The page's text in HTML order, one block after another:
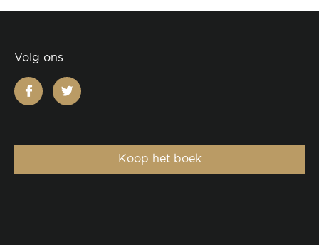
Volg ons
facebooktwitter
Koop het boek